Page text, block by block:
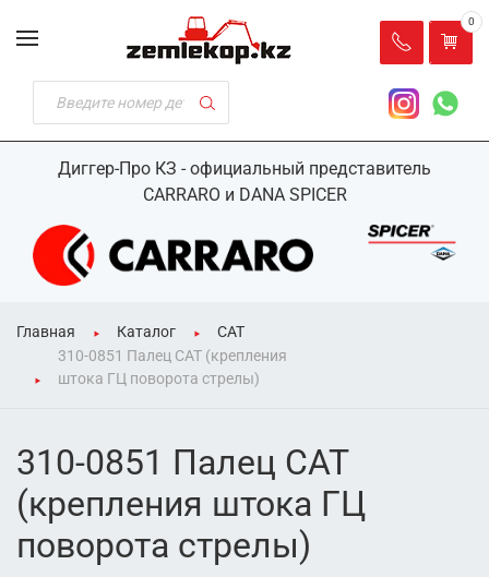
Диггер-Про КЗ - официальный представитель
CARRARO и DANA SPICER
0
Главная Каталог
CAT
310-0851 Палец CAT (крепления
штока ГЦ поворота стрелы)
310-0851 Палец CAT
(крепления штока ГЦ
поворота стрелы)